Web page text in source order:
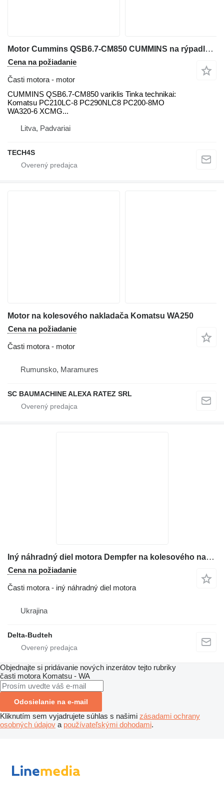
Motor Cummins QSB6.7-CM850 CUMMINS na rýpadla Komatsu PC210LC-8, PC290NLC8, WA320-6
Cena na požiadanie
Časti motora - motor
CUMMINS QSB6.7-CM850 variklis Tinka technikai:
Komatsu PC210LC-8 PC290NLC8 PC200-8MO
WA320-6 XCMG...
Litva, Padvariai
TECH4S
Motor na kolesového nakladača Komatsu WA250
Cena na požiadanie
Časti motora - motor
Rumunsko, Maramures
SC BAUMACHINE ALEXA RATEZ SRL
Iný náhradný diel motora Dempfer na kolesového nakladača Komatsu WA470
Cena na požiadanie
Časti motora - iný náhradný diel motora
Ukrajina
Delta-Budteh
Objednajte si pridávanie nových inzerátov tejto rubriky
časti motora Komatsu - WA
Odosielanie na e-mail
Kliknutím sem vyjadrujete súhlas s našimi zásadami ochrany
osobných údajov a používateľskými dohodami.